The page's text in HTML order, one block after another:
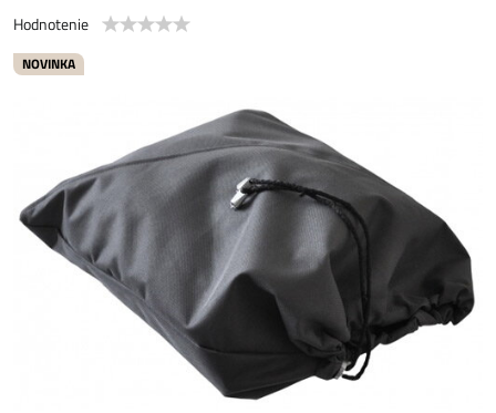
NOVINKA
Hodnotenie